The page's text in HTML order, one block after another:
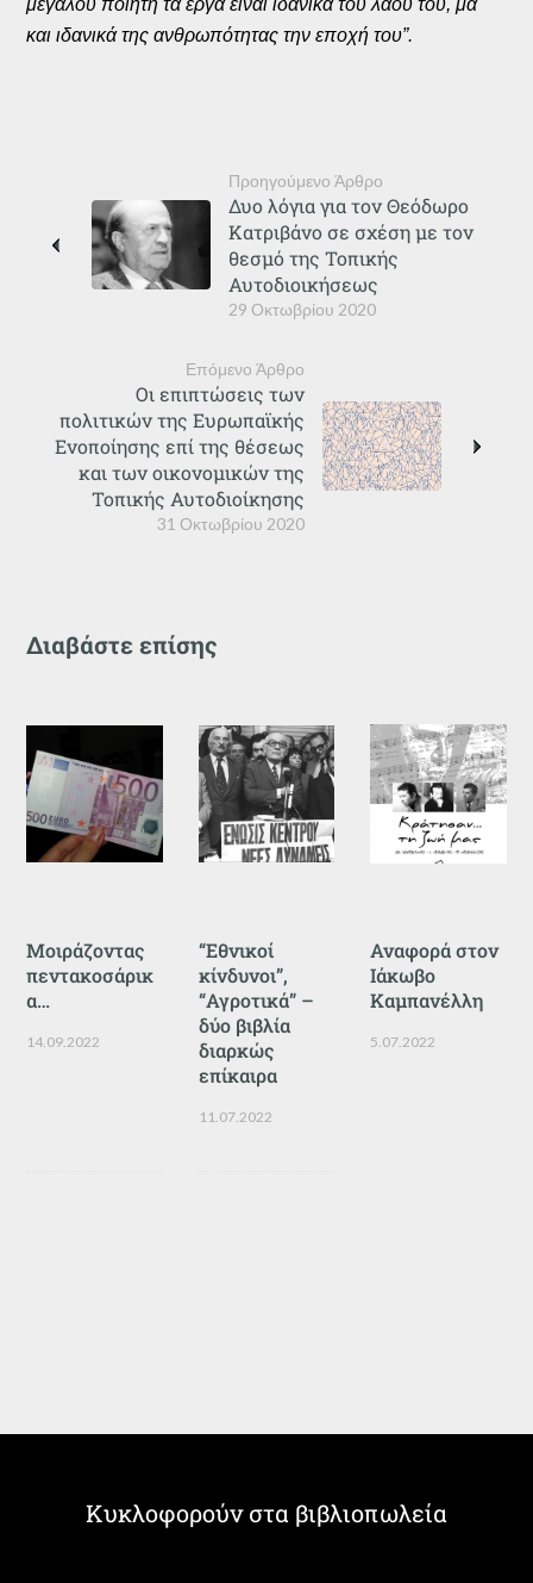
και ιδανικά της ανθρωπότητας την εποχή του”.
Προηγούμενο Άρθρο
29 Οκτωβρίου 2020
Δυο λόγια για τον Θεόδωρο
Κατριβάνο σε σχέση με τον
θεσμό της Τοπικής
Αυτοδιοικήσεως
Επόμενο Άρθρο
31 Οκτωβρίου 2020
Οι επιπτώσεις των
πολιτικών της Ευρωπαϊκής
Ενοποίησης επί της θέσεως
και των οικονομικών της
Τοπικής Αυτοδιοίκησης
Διαβάστε επίσης
Μοιράζοντας
πεντακοσάρικ
α…
14.09.2022
“Εθνικοί
κίνδυνοι”,
“Αγροτικά” –
δύο βιβλία
διαρκώς
επίκαιρα
11.07.2022
Αναφορά στον
Ιάκωβο
Καμπανέλλη
5.07.2022
Κυκλοφορούν στα βιβλιοπωλεία